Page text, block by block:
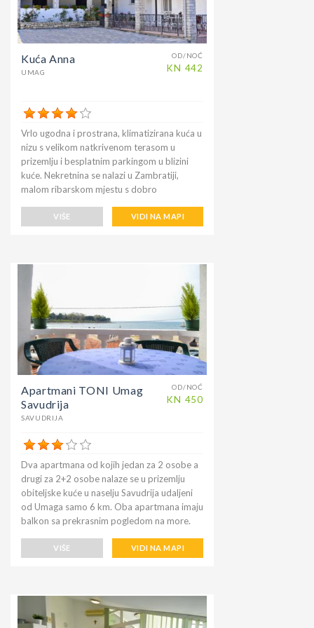
OD/NOĆ
KN 442
Kuća Anna
UMAG
Vrlo ugodna i prostrana, klimatizirana kuća u
nizu s velikom natkrivenom terasom u
prizemlju i besplatnim parkingom u blizini
kuće. Nekretnina se nalazi u Zambratiji,
malom ribarskom mjestu s dobro
idealno za obitelji s djecom ili parove. Kuća
tjedno), perilicu rublja, otvorenu kuhinju s 4
ploče za kuhanje, mikrovalnu pećnicu,
hladnjak sa zamrzivačem i dnevni boravak s
kaučem na razvlačenje. za dvije osobe, klima
uređaj, besplatni bežični pristup internetu,
SAT TV. Velika terasa od 12 četvornih
metara s vrtnim namještajem poziva vas da
ljetne večeri provedete s prijateljima.
VIŠE VIDI NA MAPI
OD/NOĆ
KN 450
Apartmani TONI Umag
Savudrija
SAVUDRIJA
Dva apartmana od kojih jedan za 2 osobe a
drugi za 2+2 osobe nalaze se u prizemlju
obiteljske kuće u naselju Savudrija udaljeni
od Umaga samo 6 km. Oba apartmana imaju
balkon sa prekrasnim pogledom na more.
parkiralište. Na ulazu mala terasa i park.
u prizemlju sa morske strane nalaze se dva
restorana gdje možete uživati u ribljim
VIŠE VIDI NA MAPI